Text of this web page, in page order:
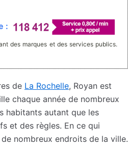
:
des marques et des services publics.
de La Rochelle, Royan est
chaque année de nombreux
habitants autant que les
et des règles. En ce qui
nombreux endroits de la ville.